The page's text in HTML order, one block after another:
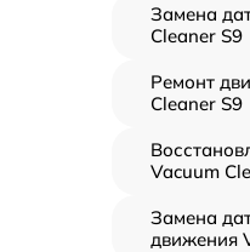
Замена
Cleaner S9
Ремонт
Cleaner S9
Vacuum
Замена
движения